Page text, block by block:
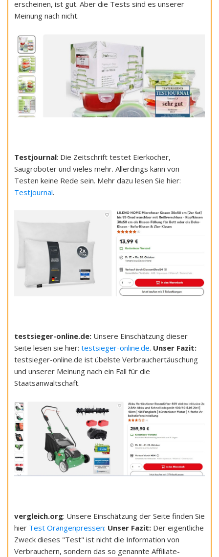
erscheinen, ist gut. Aber die Tests sind es unserer
Meinung nach nicht.
Testjournal: Die Zeitschrift testet Eierkocher,
Saugroboter und vieles mehr. Allerdings kann von
Testen keine Rede sein. Mehr dazu lesen Sie hier:
Testjournal.
testsieger-online.de: Unsere Einschätzung dieser
Seite lesen sie hier: testsieger-online.de. Unser Fazit:
testsieger-online.de ist übelste Verbrauchertäuschung
und unserer Meinung nach ein Fall für die
Staatsanwaltschaft.
vergleich.org: Unsere Einschätzung der Seite finden Sie
hier Test Orangenpressen: Unser Fazit: Der eigentliche
Zweck dieses "Test" ist nicht die Information von
Verbrauchern, sondern das so genannte Affiliate-